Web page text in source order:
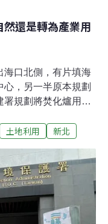
還是轉為產業用
海口北側，有片填海
，另一半原本規劃
規劃將焚化爐用地
前填海造陸 志工種樹
計畫：淡海新市鎮，
人口下修到13萬
輕軌穿梭其間。高
，志工穿著涉水
活動的建築師陳江
土地利用 新北